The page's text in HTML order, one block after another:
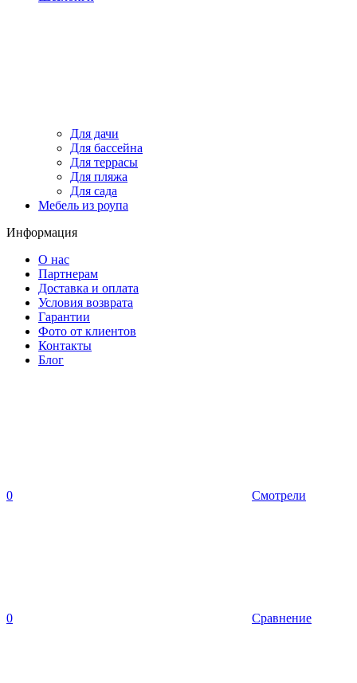
Для дачи
Для бассейна
Для террасы
Для пляжа
Для сада
Мебель из роупа
Информация
О нас
Партнерам
Доставка и оплата
Условия возврата
Гарантии
Фото от клиентов
Контакты
Блог
0 Смотрели
0 Сравнение